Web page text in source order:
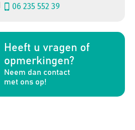
06 235 552 39
Heeft u vragen of
opmerkingen?
Neem dan contact
met ons op!